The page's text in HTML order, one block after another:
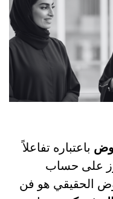
باعتباره تفاعلاً
على حساب
الحقيقي هو فن